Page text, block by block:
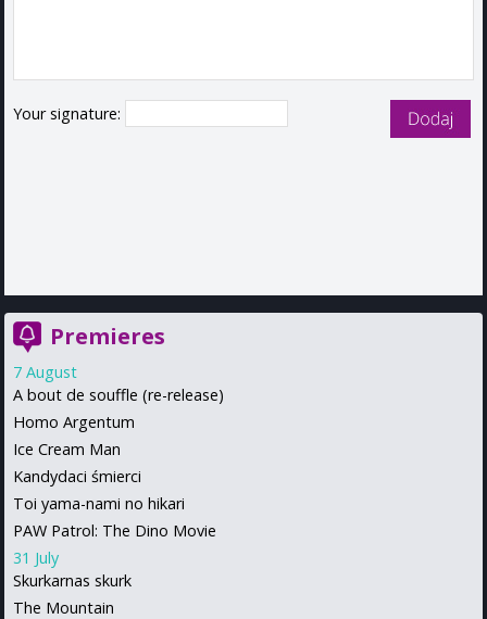
Your signature:
Premieres
7 August
A bout de souffle (re-release)
Homo Argentum
Ice Cream Man
Kandydaci śmierci
Toi yama-nami no hikari
PAW Patrol: The Dino Movie
31 July
Skurkarnas skurk
The Mountain